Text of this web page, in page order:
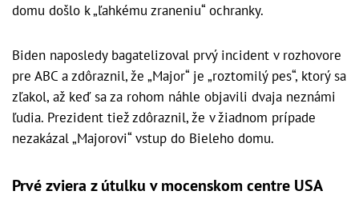
domu došlo k „ľahkému zraneniu“ ochranky.
Biden naposledy bagatelizoval prvý incident v rozhovore
pre ABC a zdôraznil, že „Major“ je „roztomilý pes“, ktorý sa
zľakol, až keď sa za rohom náhle objavili dvaja neznámi
ľudia. Prezident tiež zdôraznil, že v žiadnom prípade
nezakázal „Majorovi“ vstup do Bieleho domu.
Prvé zviera z útulku v mocenskom centre USA